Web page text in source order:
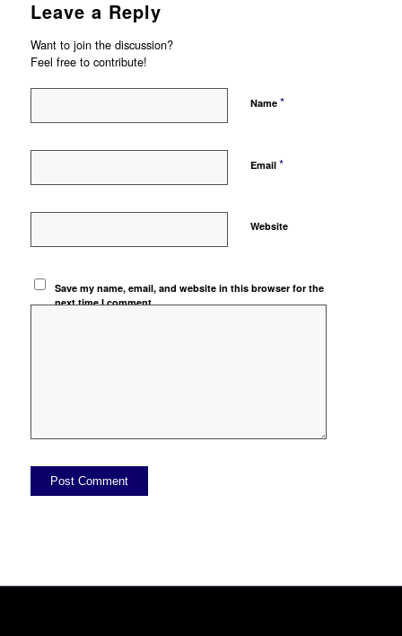
Leave a Reply
Want to join the discussion?
Feel free to contribute!
Name *
Email *
Website
Save my name, email, and website in this browser for the
next time I comment.